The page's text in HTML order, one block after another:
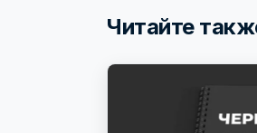
Читайте